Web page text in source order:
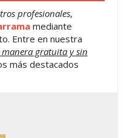
profesionales,
mediante
Entre en nuestra
gratuita y sin
más destacados